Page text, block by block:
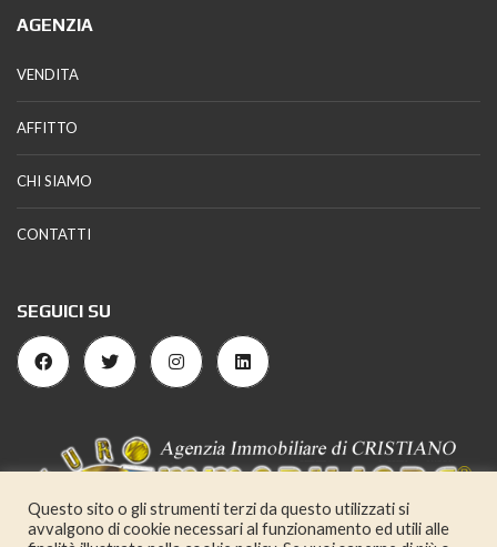
AGENZIA
VENDITA
AFFITTO
CHI SIAMO
CONTATTI
SEGUICI SU
Questo sito o gli strumenti terzi da questo utilizzati si
avvalgono di cookie necessari al funzionamento ed utili alle